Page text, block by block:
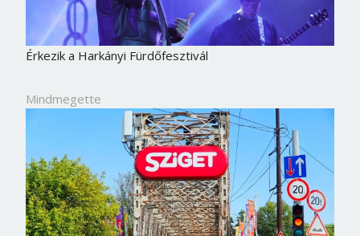
Érkezik a Harkányi Fürdőfesztivál
Mindmegette